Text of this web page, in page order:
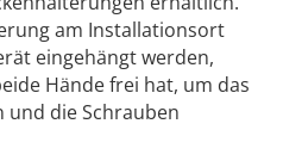
am Installationsort
eingehängt werden,
Hände frei hat, um das
und die Schrauben